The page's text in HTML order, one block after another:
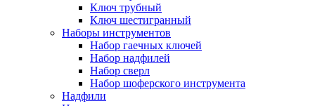
Ключ трубный
Ключ шестигранный
Наборы инструментов
Набор гаечных ключей
Набор надфилей
Набор сверл
Набор шоферского инструмента
Надфили